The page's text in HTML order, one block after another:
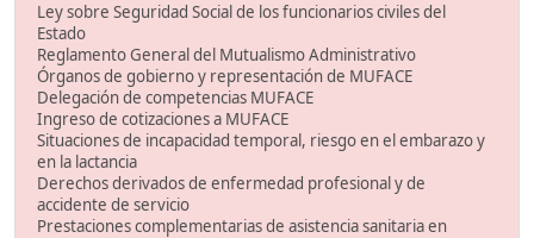
Ley sobre Seguridad Social de los funcionarios civiles del
Estado
Reglamento General del Mutualismo Administrativo
Órganos de gobierno y representación de MUFACE
Delegación de competencias MUFACE
Ingreso de cotizaciones a MUFACE
Situaciones de incapacidad temporal, riesgo en el embarazo y
en la lactancia
Derechos derivados de enfermedad profesional y de
accidente de servicio
Prestaciones complementarias de asistencia sanitaria en